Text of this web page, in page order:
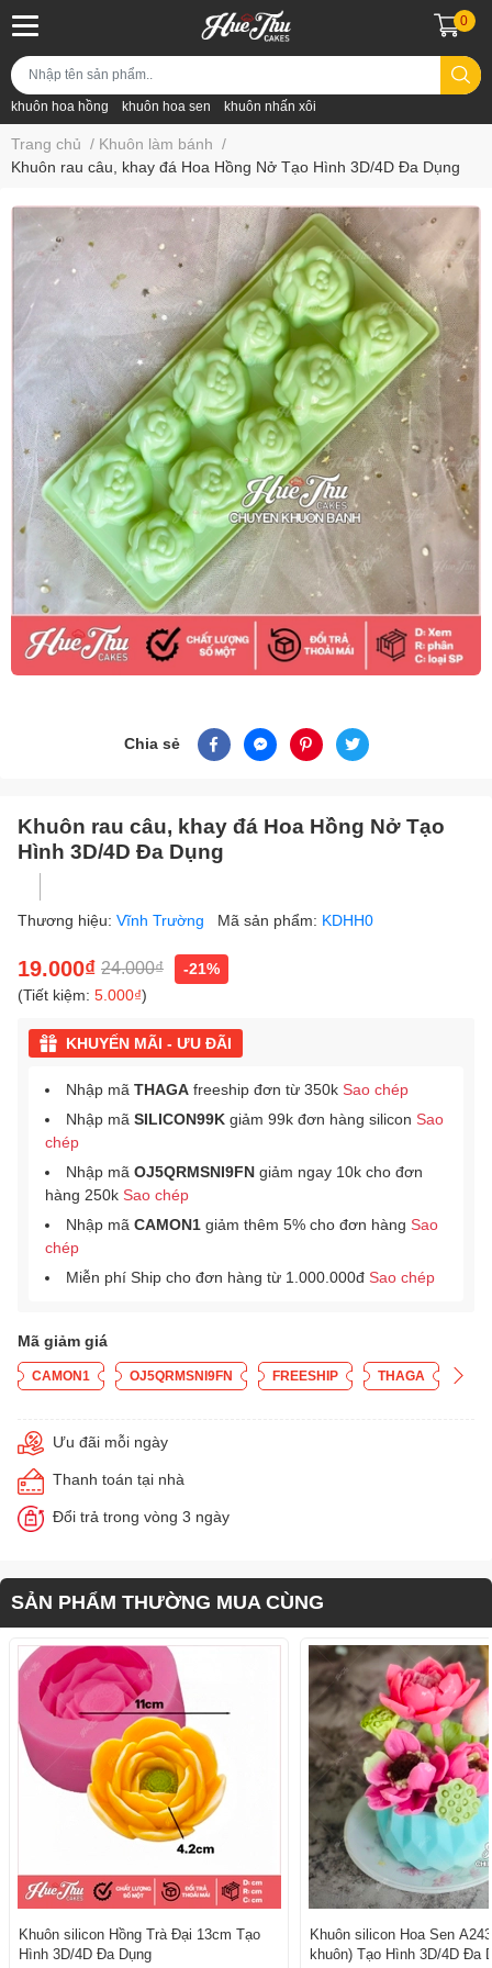
khuôn hoa hồng khuôn hoa sen khuôn nhấn xôi
0
Trang chủ / Khuôn làm bánh /
Khuôn rau câu, khay đá Hoa Hồng Nở Tạo Hình 3D/4D Đa Dụng
Chia sẻ
Khuôn rau câu, khay đá Hoa Hồng Nở Tạo
Hình 3D/4D Đa Dụng
Thương hiệu: Vĩnh Trường Mã sản phẩm: KDHH0
19.000₫ 24.000₫
-21%
(Tiết kiệm: 5.000₫)
KHUYẾN MÃI - ƯU ĐÃI
Nhập mã THAGA freeship đơn từ 350k Sao chép
Nhập mã SILICON99K giảm 99k đơn hàng silicon Sao
chép
Nhập mã OJ5QRMSNI9FN giảm ngay 10k cho đơn
hàng 250k Sao chép
Nhập mã CAMON1 giảm thêm 5% cho đơn hàng Sao
chép
Miễn phí Ship cho đơn hàng từ 1.000.000đ Sao chép
Mã giảm giá
CAMON1 OJ5QRMSNI9FN FREESHIP THAGA
Ưu đãi mỗi ngày
Thanh toán tại nhà
Đổi trả trong vòng 3 ngày
SẢN PHẨM THƯỜNG MUA CÙNG
Khuôn silicon Hồng Trà Đại 13cm Tạo
Hình 3D/4D Đa Dụng
Khuôn silicon Hoa Sen
khuôn) Tạo Hình 3D/4D Đa